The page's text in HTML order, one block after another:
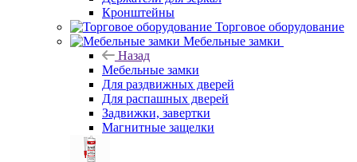
Кронштейны
Торговое оборудование
Мебельные замки
Назад
Мебельные замки
Для раздвижных дверей
Для распашных дверей
Задвижки, завертки
Магнитные защелки